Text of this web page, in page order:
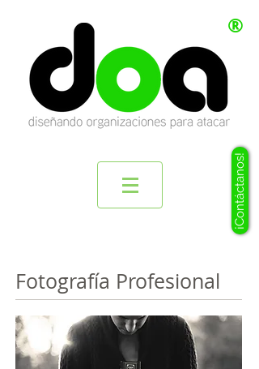
®
¡Contáctanos!
Fotografía Profesional